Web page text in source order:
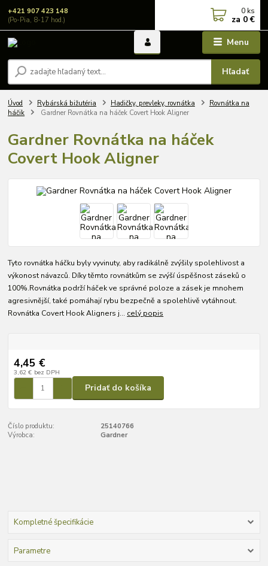
Menu
Hľadať
+421 907 423 148
(Po-Pia, 8-17 hod.)
0 ks
za 0 €
Úvod Rybárská bižutéria Hadičky, prevleky, rovnátka
Rovnátka na
háčik
Gardner Rovnátka na háček Covert Hook Aligner
Gardner Rovnátka na háček
Covert Hook Aligner
Tyto rovnátka háčku byly vyvinuty, aby radikálně zvýšily spolehlivost a
výkonost návazců. Díky těmto rovnátkům se zvýší úspěšnost záseků o
100%.Rovnátka podrží háček ve správné poloze a zásek je mnohem
agresivnější, také pomáhají rybu bezpečně a spolehlivě vytáhnout.
Rovnátka Covert Hook Aligners j... celý popis
4,45 €
3,62 € bez DPH
Pridať do košíka
Číslo produktu:
25140766
Výrobca:
Gardner
Kompletné špecifikácie
Parametre